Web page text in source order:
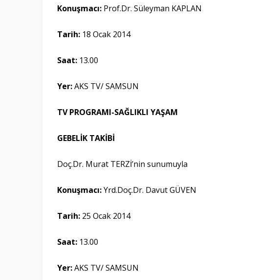
Konuşmacı: Prof.Dr. Süleyman KAPLAN
Tarih: 18 Ocak 2014
Saat: 13.00
Yer:AKS TV/ SAMSUN
TV PROGRAMI-SAĞLIKLI YAŞAM
GEBELİK TAKİBİ
Doç.Dr. Murat TERZİ’nin sunumuyla
Konuşmacı:Yrd.Doç.Dr. Davut GÜVEN
Tarih: 25 Ocak 2014
Saat: 13.00
Yer:AKS TV/ SAMSUN